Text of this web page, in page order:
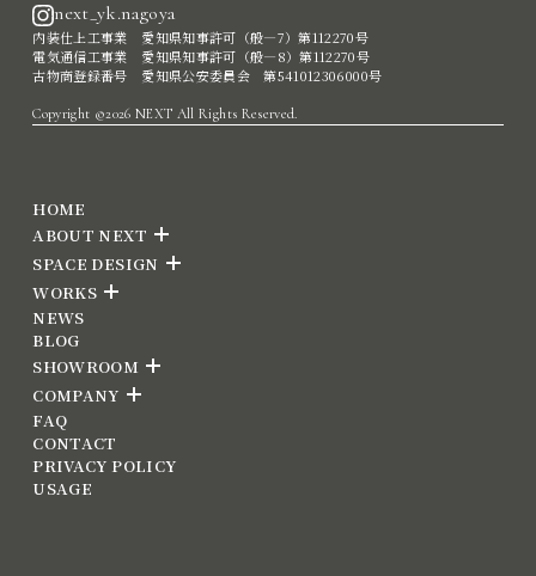
next_yk.nagoya
内装仕上工事業 愛知県知事許可（般―7）第112270号
電気通信工事業 愛知県知事許可（般―8）第112270号
古物商登録番号 愛知県公安委員会 第541012306000号
Copyright ©2026 NEXT All Rights Reserved.
HOME
ABOUT NEXT
SPACE DESIGN
WORKS
NEWS
BLOG
SHOWROOM
COMPANY
FAQ
CONTACT
PRIVACY POLICY
USAGE